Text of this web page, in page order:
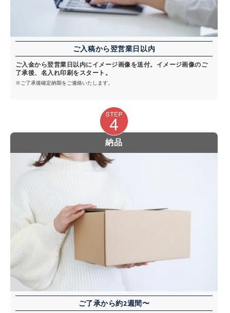
ご入稿から翌営業日以内
ご入金から翌営業日以内にイメージ画像を送付。イメージ画像のご
了承後、名入れ印刷をスタート。
※ご了承後確定納期をご連絡いたします。
納品
ご了承から約2週間〜